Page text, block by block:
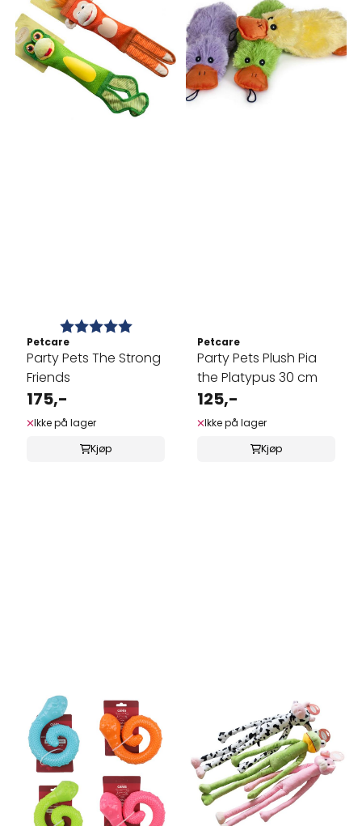
Karakter: 5.0 av 5 mulige
Petcare
Party Pets The Strong
Friends
175,-
Ikke på lager
Kjøp
Petcare
Party Pets Plush Pia
the Platypus 30 cm
125,-
Ikke på lager
Kjøp